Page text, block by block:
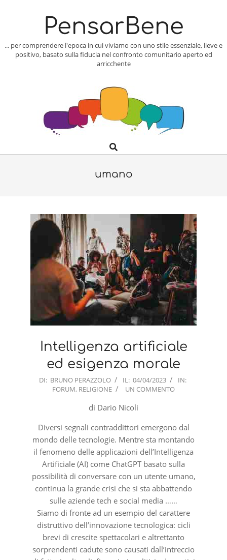
PensarBene
... per comprendere l'epoca in cui viviamo con uno stile essenziale, lieve e
positivo, basato sulla fiducia nel confronto comunitario aperto ed
arricchente
Navigation
Search
umano
Intelligenza artificiale
ed esigenza morale
2023-
DI: BRUNO PERAZZOLO IL: 04/04/2023
IN:
FORUM, RELIGIONE UN COMMENTO
di Dario Nicoli
Diversi segnali contraddittori emergono dal
mondo delle tecnologie. Mentre sta montando
il fenomeno delle applicazioni dell’Intelligenza
Artificiale (AI) come ChatGPT basato sulla
possibilità di conversare con un utente umano,
continua la grande crisi che si sta abbattendo
sulle aziende tech e social media ……
Siamo di fronte ad un esempio del carattere
distruttivo dell’innovazione tecnologica: cicli
brevi di crescite spettacolari e altrettanto
sorprendenti cadute sono causati dall’intreccio